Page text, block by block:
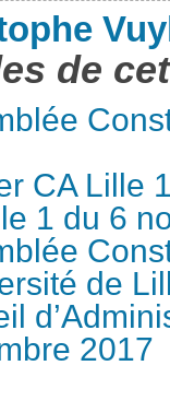
de
CA Lille
1 du 6
de
2017